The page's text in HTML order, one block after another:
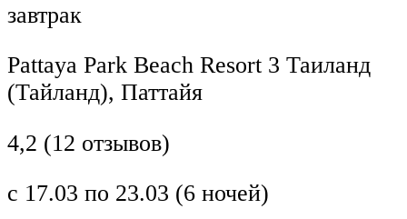
завтрак
Pattaya Park Beach Resort 3 Таиланд
(Тайланд), Паттайя
4,2 (12 отзывов)
с 17.03 по 23.03 (6 ночей)